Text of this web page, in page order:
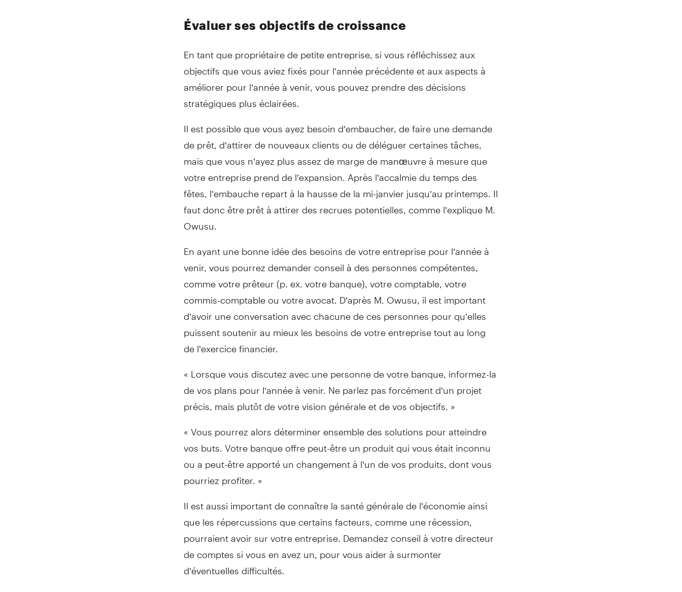
Évaluer ses objectifs de croissance
En tant que propriétaire de petite entreprise, si vous réfléchissez aux
objectifs que vous aviez fixés pour l’année précédente et aux aspects à
améliorer pour l’année à venir, vous pouvez prendre des décisions
stratégiques plus éclairées.
Il est possible que vous ayez besoin d’embaucher, de faire une demande
de prêt, d’attirer de nouveaux clients ou de déléguer certaines tâches,
mais que vous n’ayez plus assez de marge de manœuvre à mesure que
votre entreprise prend de l’expansion. Après l’accalmie du temps des
fêtes, l’embauche repart à la hausse de la mi-janvier jusqu’au printemps. Il
faut donc être prêt à attirer des recrues potentielles, comme l’explique M.
Owusu.
En ayant une bonne idée des besoins de votre entreprise pour l’année à
venir, vous pourrez demander conseil à des personnes compétentes,
comme votre prêteur (p. ex. votre banque), votre comptable, votre
commis-comptable ou votre avocat. D’après M. Owusu, il est important
d’avoir une conversation avec chacune de ces personnes pour qu’elles
puissent soutenir au mieux les besoins de votre entreprise tout au long
de l’exercice financier.
« Lorsque vous discutez avec une personne de votre banque, informez-la
de vos plans pour l’année à venir. Ne parlez pas forcément d’un projet
précis, mais plutôt de votre vision générale et de vos objectifs. »
« Vous pourrez alors déterminer ensemble des solutions pour atteindre
vos buts. Votre banque offre peut-être un produit qui vous était inconnu
ou a peut-être apporté un changement à l’un de vos produits, dont vous
pourriez profiter. »
Il est aussi important de connaître la santé générale de l’économie ainsi
que les répercussions que certains facteurs, comme une récession,
pourraient avoir sur votre entreprise. Demandez conseil à votre directeur
de comptes si vous en avez un, pour vous aider à surmonter
d’éventuelles difficultés.